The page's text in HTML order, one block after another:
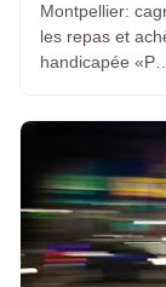
Montpellier:
les repas et
handicapée «P…